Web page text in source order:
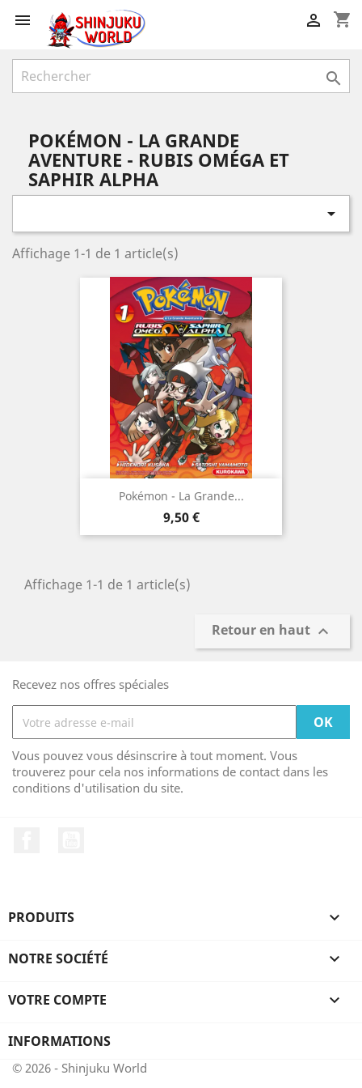
 shopping_cart


POKÉMON - LA GRANDE
AVENTURE - RUBIS OMÉGA ET
SAPHIR ALPHA

Affichage 1-1 de 1 article(s)
Pokémon - La Grande...
Prix
9,50 €
Affichage 1-1 de 1 article(s)
Retour en haut 
Recevez nos offres spéciales
Vous pouvez vous désinscrire à tout moment. Vous
trouverez pour cela nos informations de contact dans les
conditions d'utilisation du site.
PRODUITS 
NOTRE SOCIÉTÉ 
VOTRE COMPTE 
INFORMATIONS
© 2026 - Shinjuku World